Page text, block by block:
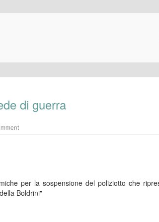
di guerra
per la sospensione del poliziotto che
Boldrini"